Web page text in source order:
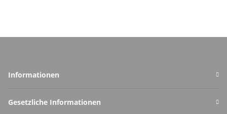
Informationen
Gesetzliche Informationen